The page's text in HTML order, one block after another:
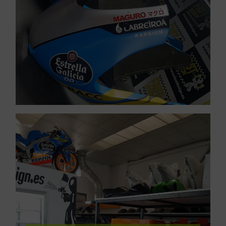
Pintura de motos de
VER SERVICIOS URGENTES